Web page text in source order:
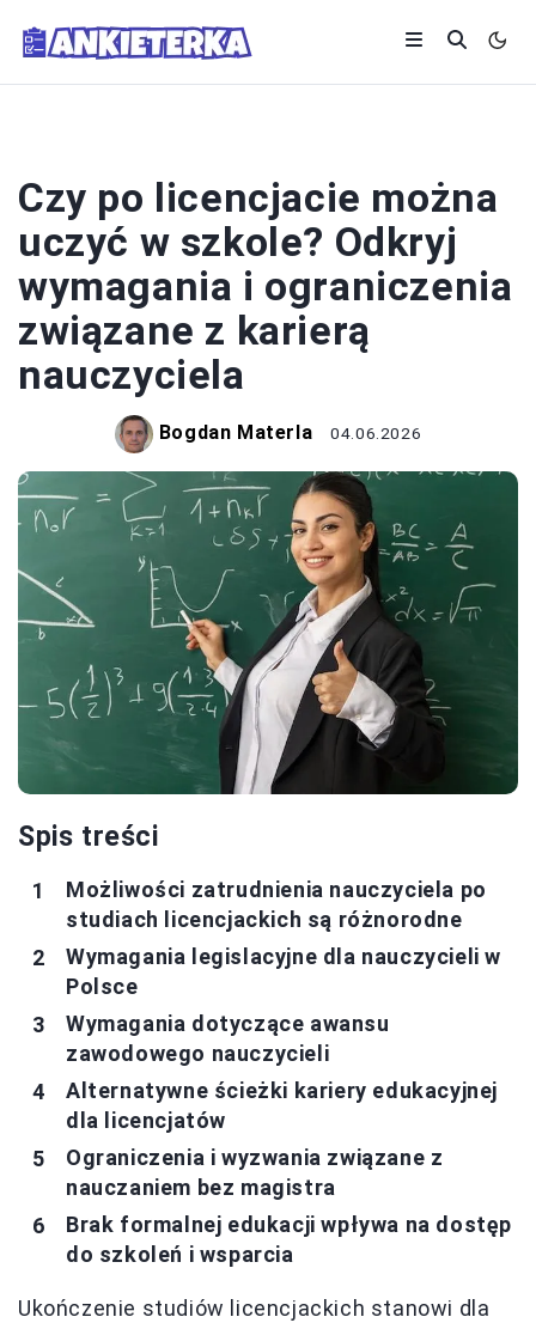
Czy po licencjacie można
uczyć w szkole? Odkryj
wymagania i ograniczenia
związane z karierą
nauczyciela
Bogdan Materla 04.06.2026
Spis treści
Możliwości zatrudnienia nauczyciela po
studiach licencjackich są różnorodne
Wymagania legislacyjne dla nauczycieli w
Polsce
Wymagania dotyczące awansu
zawodowego nauczycieli
Alternatywne ścieżki kariery edukacyjnej
dla licencjatów
Ograniczenia i wyzwania związane z
nauczaniem bez magistra
Brak formalnej edukacji wpływa na dostęp
do szkoleń i wsparcia
Ukończenie studiów licencjackich stanowi dla